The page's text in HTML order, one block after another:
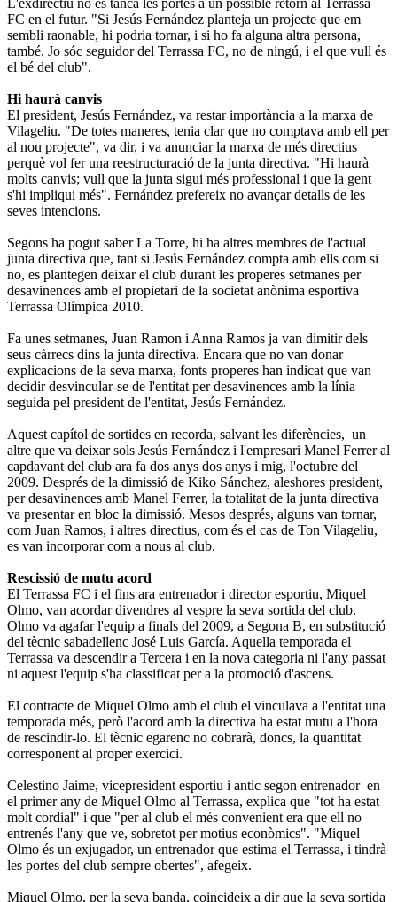
FC en el futur. "Si Jesús Fernández planteja un projecte que em
sembli raonable, hi podria tornar, i si ho fa alguna altra persona,
també. Jo sóc seguidor del Terrassa FC, no de ningú, i el que vull és
el bé del club".
Hi haurà canvis
El president, Jesús Fernández, va restar importància a la marxa de
Vilageliu. "De totes maneres, tenia clar que no comptava amb ell per
al nou projecte", va dir, i va anunciar la marxa de més directius
perquè vol fer una reestructuració de la junta directiva. "Hi haurà
molts canvis; vull que la junta sigui més professional i que la gent
s'hi impliqui més". Fernández prefereix no avançar detalls de les
seves intencions.
Segons ha pogut saber La Torre, hi ha altres membres de l'actual
junta directiva que, tant si Jesús Fernández compta amb ells com si
no, es plantegen deixar el club durant les properes setmanes per
desavinences amb el propietari de la societat anònima esportiva
Terrassa Olímpica 2010.
Fa unes setmanes, Juan Ramon i Anna Ramos ja van dimitir dels
seus càrrecs dins la junta directiva. Encara que no van donar
explicacions de la seva marxa, fonts properes han indicat que van
decidir desvincular-se de l'entitat per desavinences amb la línia
seguida pel president de l'entitat, Jesús Fernández.
Aquest capítol de sortides en recorda, salvant les diferències, un
altre que va deixar sols Jesús Fernández i l'empresari Manel Ferrer al
capdavant del club ara fa dos anys dos anys i mig, l'octubre del
2009. Després de la dimissió de Kiko Sánchez, aleshores president,
per desavinences amb Manel Ferrer, la totalitat de la junta directiva
va presentar en bloc la dimissió. Mesos després, alguns van tornar,
com Juan Ramos, i altres directius, com és el cas de Ton Vilageliu,
es van incorporar com a nous al club.
Rescissió de mutu acord
El Terrassa FC i el fins ara entrenador i director esportiu, Miquel
Olmo, van acordar divendres al vespre la seva sortida del club.
Olmo va agafar l'equip a finals del 2009, a Segona B, en substitució
del tècnic sabadellenc José Luis García. Aquella temporada el
Terrassa va descendir a Tercera i en la nova categoria ni l'any passat
ni aquest l'equip s'ha classificat per a la promoció d'ascens.
El contracte de Miquel Olmo amb el club el vinculava a l'entitat una
temporada més, però l'acord amb la directiva ha estat mutu a l'hora
de rescindir-lo. El tècnic egarenc no cobrarà, doncs, la quantitat
corresponent al proper exercici.
Celestino Jaime, vicepresident esportiu i antic segon entrenador en
el primer any de Miquel Olmo al Terrassa, explica que "tot ha estat
molt cordial" i que "per al club el més convenient era que ell no
entrenés l'any que ve, sobretot per motius econòmics". "Miquel
Olmo és un exjugador, un entrenador que estima el Terrassa, i tindrà
les portes del club sempre obertes", afegeix.
Miquel Olmo, per la seva banda, coincideix a dir que la seva sortida